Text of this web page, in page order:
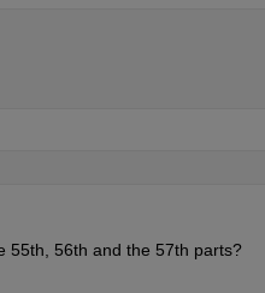
55th, 56th and the 57th parts?